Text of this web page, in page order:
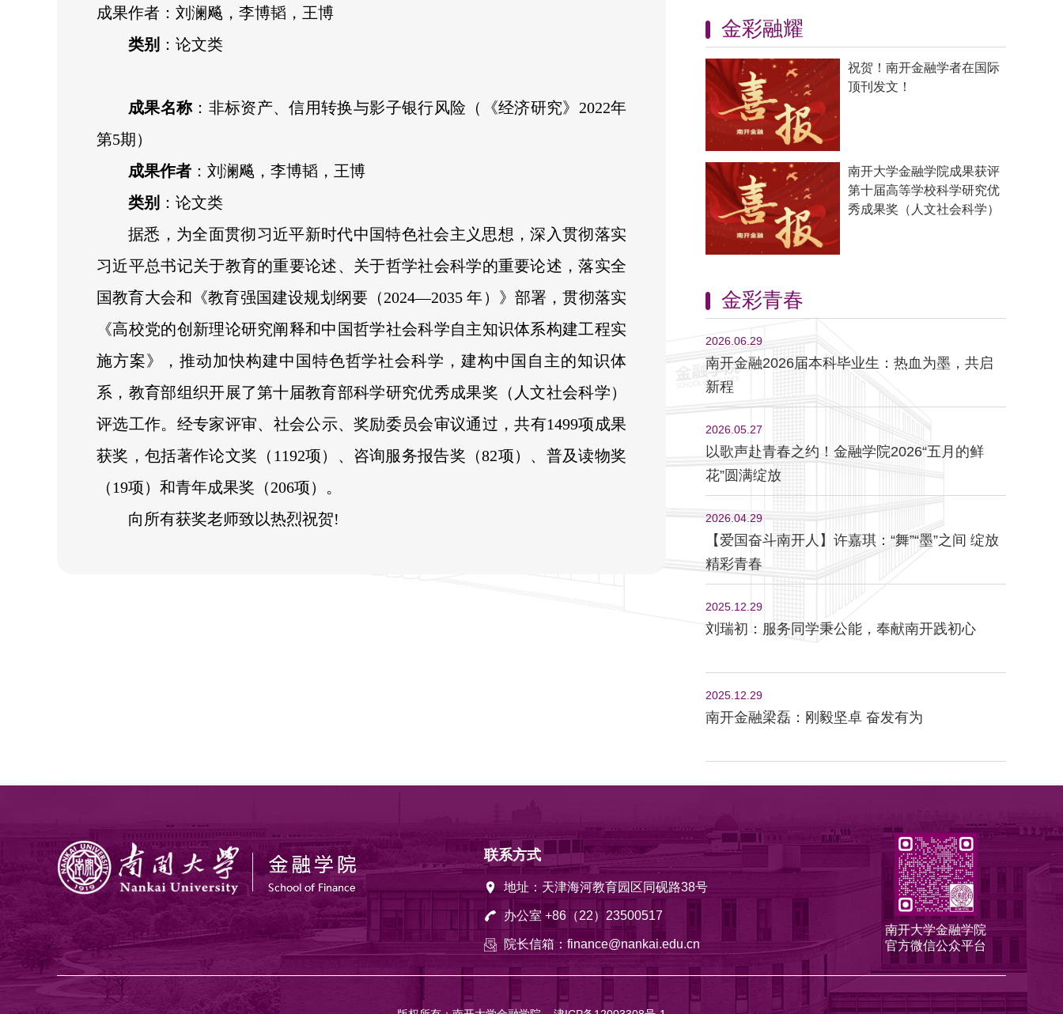
金彩融耀
祝贺！南开金融学者在国际
顶刊发文！
南开大学金融学院成果获评
第十届高等学校科学研究优
秀成果奖（人文社会科学）
金彩青春
2026.06.29
南开金融2026届本科毕业生：热血为墨，共启
新程
2026.05.27
以歌声赴青春之约！金融学院2026“五月的鲜
花”圆满绽放
2026.04.29
【爱国奋斗南开人】许嘉琪：“舞”“墨”之间 绽放
精彩青春
2025.12.29
刘瑞初：服务同学秉公能，奉献南开践初心
2025.12.29
南开金融梁磊：刚毅坚卓 奋发有为
成果作者：刘澜飚，李博韬，王博
类别 ：论文类
成果名称：非标资产、信用转换与影子银行风险（《经济研究》2022年
第5期）
成果作者 ：刘澜飚，李博韬，王博
类别 ：论文类
据悉，为全面贯彻习近平新时代中国特色社会主义思想，深入贯彻落实
习近平总书记关于教育的重要论述、关于哲学社会科学的重要论述，落实全
国教育大会和《教育强国建设规划纲要（2024—2035 年）》部署，贯彻落实
《高校党的创新理论研究阐释和中国哲学社会科学自主知识体系构建工程实
施方案》，推动加快构建中国特色哲学社会科学，建构中国自主的知识体
系，教育部组织开展了第十届教育部科学研究优秀成果奖（人文社会科学）
评选工作。经专家评审、社会公示、奖励委员会审议通过，共有1499项成果
获奖，包括著作论文奖（1192项）、咨询服务报告奖（82项）、普及读物奖
（19项）和青年成果奖（206项）。
向所有获奖老师致以热烈祝贺!
联系方式
地址：天津海河教育园区同砚路38号
办公室 +86（22）23500517
院长信箱：finance@nankai.edu.cn
南开大学金融学院
官方微信公众平台